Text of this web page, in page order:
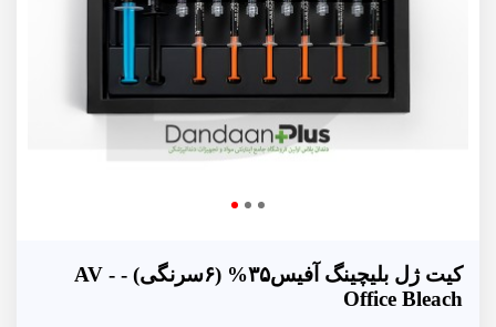
کیت ژل بلیچینگ آفیس۳۵% (۶سرنگی) - AV -
Office Bleach